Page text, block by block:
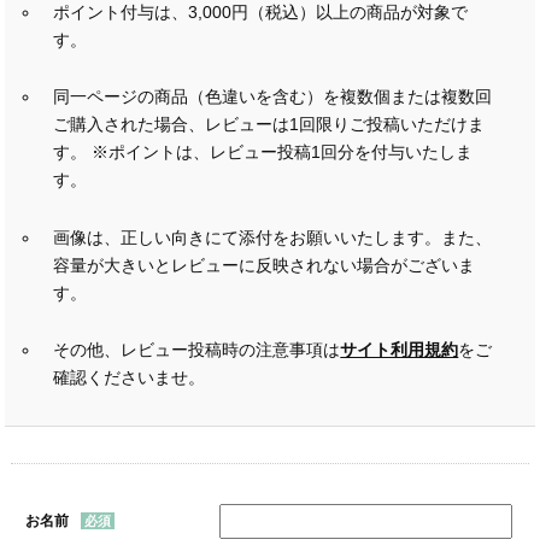
ポイント付与は、3,000円（税込）以上の商品が対象で
す。
同一ページの商品（色違いを含む）を複数個または複数回
ご購入された場合、レビューは1回限りご投稿いただけま
す。 ※ポイントは、レビュー投稿1回分を付与いたしま
す。
画像は、正しい向きにて添付をお願いいたします。また、
容量が大きいとレビューに反映されない場合がございま
す。
その他、レビュー投稿時の注意事項はサイト利用規約をご
確認くださいませ。
お名前